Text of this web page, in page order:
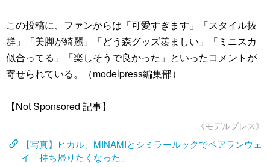
この投稿に、ファンからは「可愛すぎます」「スタイル抜
群」「美脚が綺麗」「どう森グッズ羨ましい」「ミニスカ
似合ってる」「楽しそうで良かった」といったコメントが
寄せられている。（modelpress編集部）
【Not Sponsored 記事】
《モデルプレス》
【写真】ヒカル、MINAMIとシミラールックでペアランウェ
イ「持ち帰りたくなった」